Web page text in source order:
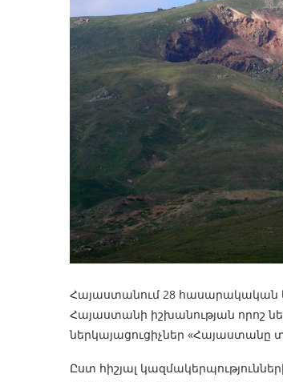
Հայաստանում 28 հասարակական
Հայաստանի իշխանության որոշ
ներկայացուցիչներ
Ըստ հիշյալ